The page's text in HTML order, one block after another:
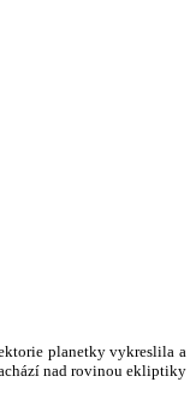
planetky vykreslila a
nad rovinou ekliptiky